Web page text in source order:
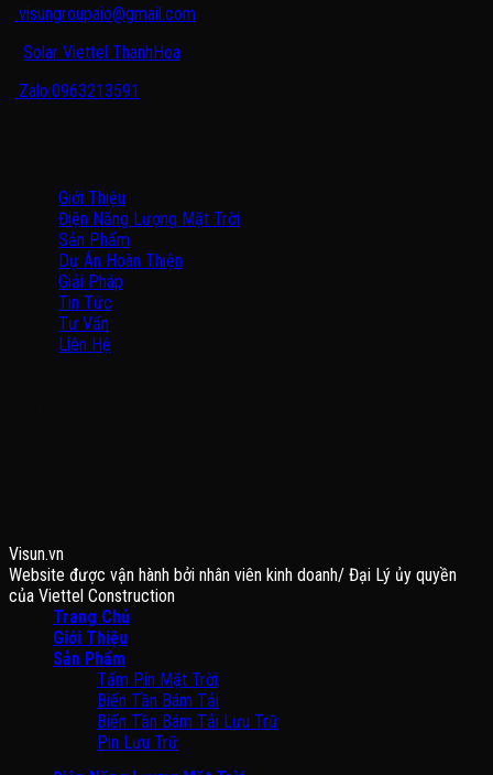
visungroupaio@gmail.com
Solar Viettel ThanhHoa
Zalo:0963213591
Giới Thiệu
Điện Năng Lượng Mặt Trời
Sản Phẩm
Dự Án Hoàn Thiện
Giải Pháp
Tin Tức
Tư Vấn
Liên Hệ
Visun.vn
Website được vận hành bởi nhân viên kinh doanh/ Đại Lý ủy quyền
của Viettel Construction
Trang Chủ
Giới Thiệu
Sản Phẩm
Tấm Pin Mặt Trời
Biến Tần Bám Tải
Biến Tần Bám Tải Lưu Trữ
Pin Lưu Trữ